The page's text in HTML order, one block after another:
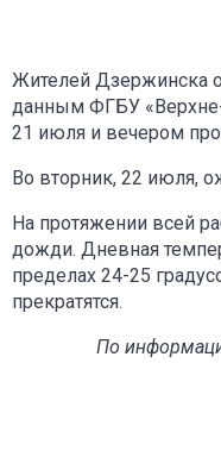
Жителей Дзержинска
данным ФГБУ
21 июля и вечером
Во вторник, 22 июля,
На протяжении всей
дожди. Дневная
пределах 24-25
прекратятся.
По